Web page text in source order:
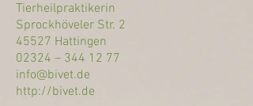
Tierheilpraktikerin
Sprockhöveler Str. 2
45527 Hattingen
02324 – 344 12 77
info@bivet.de
http://bivet.de